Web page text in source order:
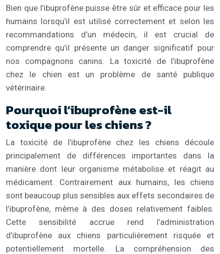
Bien que l’ibuprofène puisse être sûr et efficace pour les
humains lorsqu’il est utilisé correctement et selon les
recommandations d’un médecin, il est crucial de
comprendre qu’il présente un danger significatif pour
nos compagnons canins. La toxicité de l’ibuprofène
chez le chien est un problème de santé publique
vétérinaire.
Pourquoi l’ibuprofène est-il
toxique pour les chiens ?
La toxicité de l’ibuprofène chez les chiens découle
principalement de différences importantes dans la
manière dont leur organisme métabolise et réagit au
médicament. Contrairement aux humains, les chiens
sont beaucoup plus sensibles aux effets secondaires de
l’ibuprofène, même à des doses relativement faibles.
Cette sensibilité accrue rend l’administration
d’ibuprofène aux chiens particulièrement risquée et
potentiellement mortelle. La compréhension des